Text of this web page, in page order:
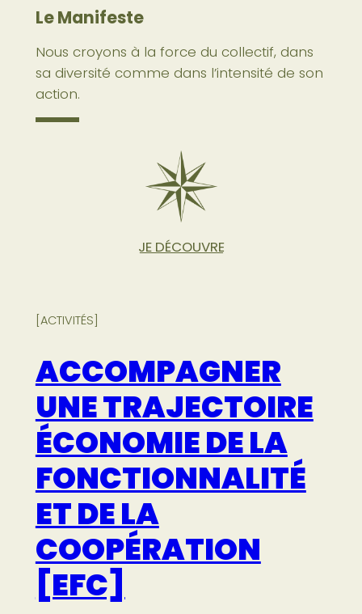
Le Manifeste
Nous croyons à la force du collectif, dans
sa diversité comme dans l’intensité de son
action.
JE DÉCOUVRE
[ACTIVITÉS]
ACCOMPAGNER
UNE TRAJECTOIRE
ÉCONOMIE DE LA
FONCTIONNALITÉ
ET DE LA
COOPÉRATION
[EFC]